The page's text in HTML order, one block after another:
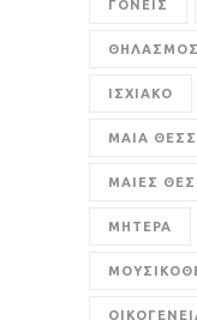
ΓΟΝΕΙΣ
ΘΗΛΑΣΜΟΣ
ΙΣΧΙΑΚΟ
ΜΑΙΑ
ΜΑΙΕΣ
ΜΗΤΕΡΑ